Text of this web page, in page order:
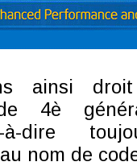
ainsi
4è
à-dire
nom de